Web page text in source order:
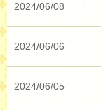
2024/06/08
2024/06/06
2024/06/05